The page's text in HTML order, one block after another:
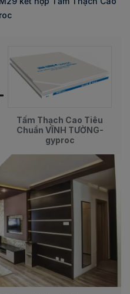
Tấm Thạch Cao Tiêu
Chuẩn VĨNH TƯỜNG-
gyproc